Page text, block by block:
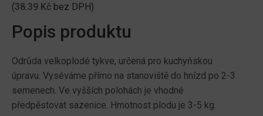
(38.39 Kč bez DPH)
Popis produktu
Odrůda velkoplodé tykve, určená pro kuchyňskou
úpravu. Vyséváme přímo na stanoviště do hnízd po 2-3
semenech. Ve vyšších polohách je vhodné
předpěstovat sazenice. Hmotnost plodu je 3-5 kg.